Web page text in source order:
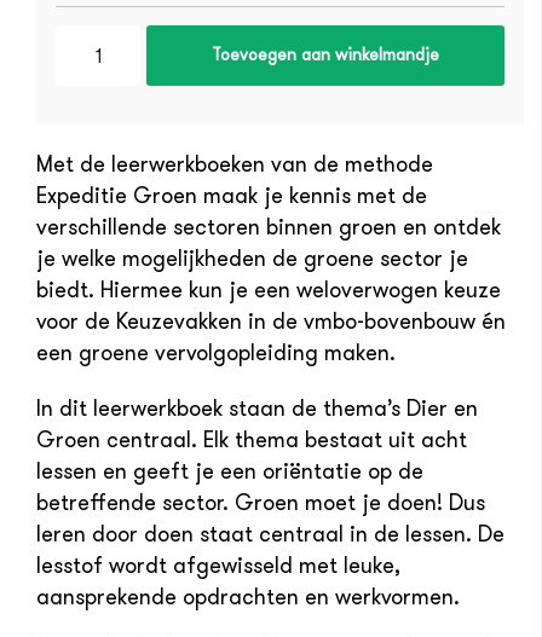
Toevoegen aan winkelmandje
Met de leerwerkboeken van de methode
Expeditie Groen maak je kennis met de
verschillende sectoren binnen groen en ontdek
je welke mogelijkheden de groene sector je
biedt. Hiermee kun je een weloverwogen keuze
voor de Keuzevakken in de vmbo-bovenbouw én
een groene vervolgopleiding maken.
In dit leerwerkboek staan de thema’s Dier en
Groen centraal. Elk thema bestaat uit acht
lessen en geeft je een oriëntatie op de
betreffende sector. Groen moet je doen! Dus
leren door doen staat centraal in de lessen. De
lesstof wordt afgewisseld met leuke,
aansprekende opdrachten en werkvormen.